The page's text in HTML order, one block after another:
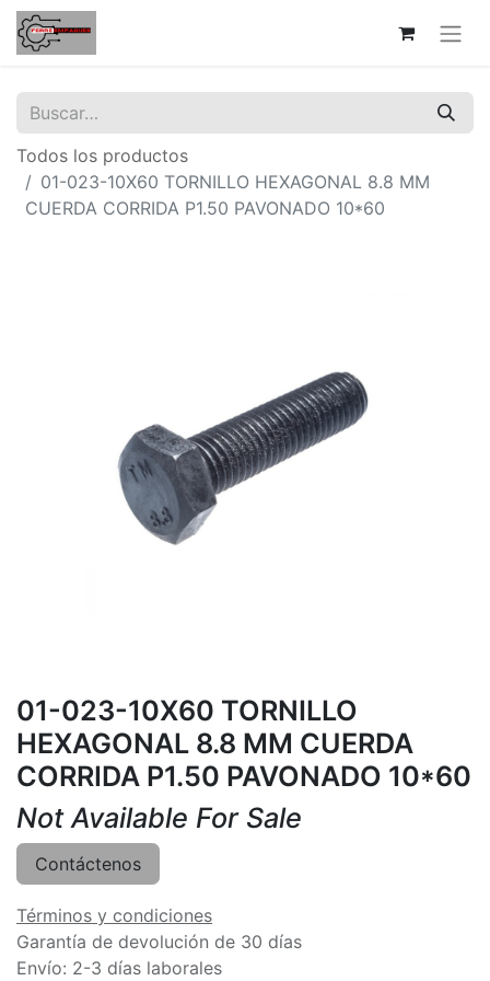
Todos los productos
01-023-10X60 TORNILLO HEXAGONAL 8.8 MM
CUERDA CORRIDA P1.50 PAVONADO 10*60
01-023-10X60 TORNILLO
HEXAGONAL 8.8 MM CUERDA
CORRIDA P1.50 PAVONADO 10*60
Not Available For Sale
Contáctenos
Términos y condiciones
Garantía de devolución de 30 días
Envío: 2-3 días laborales